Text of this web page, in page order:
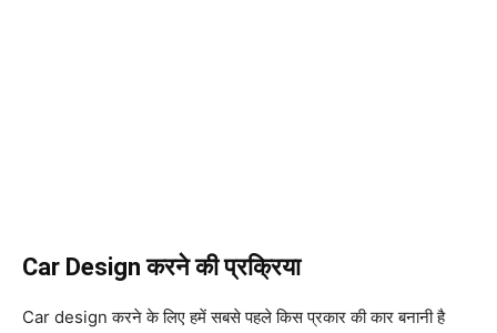
Car Design करने की प्रक्रिया
Car design करने के लिए हमें सबसे पहले किस प्रकार की कार बनानी है